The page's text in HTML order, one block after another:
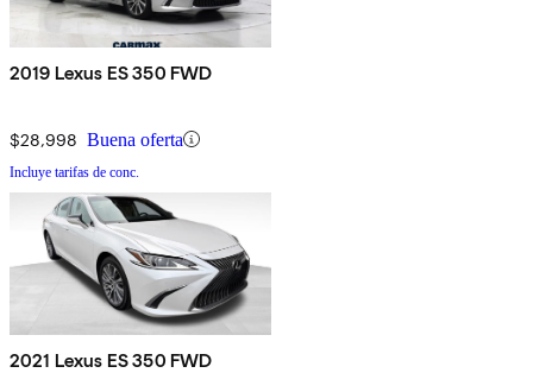
2019 Lexus ES 350 FWD
$28,998 Buena oferta
Incluye tarifas de conc.
2021 Lexus ES 350 FWD